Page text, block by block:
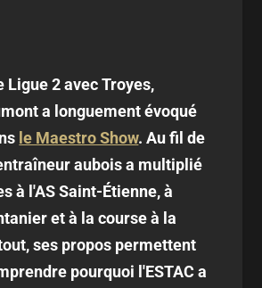
Ligue 2 avec Troyes,
a longuement évoqué
le Maestro Show. Au fil de
aubois a multiplié
à l'AS Saint-Étienne, à
et à la course à la
ses propos permettent
pourquoi l'ESTAC a